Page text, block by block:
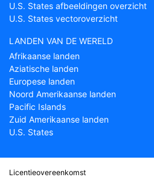
U.S. States afbeeldingen overzicht
U.S. States vectoroverzicht
LANDEN VAN DE WERELD
Afrikaanse landen
Aziatische landen
Europese landen
Noord Amerikaanse landen
Pacific Islands
Zuid Amerikaanse landen
U.S. States
Licentieovereenkomst